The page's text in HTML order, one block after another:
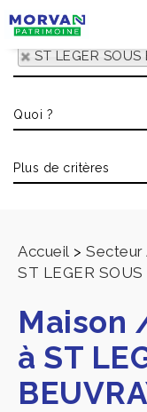
ST LEGER
Accueil > Secteur
ST LEGER
Maison
à ST